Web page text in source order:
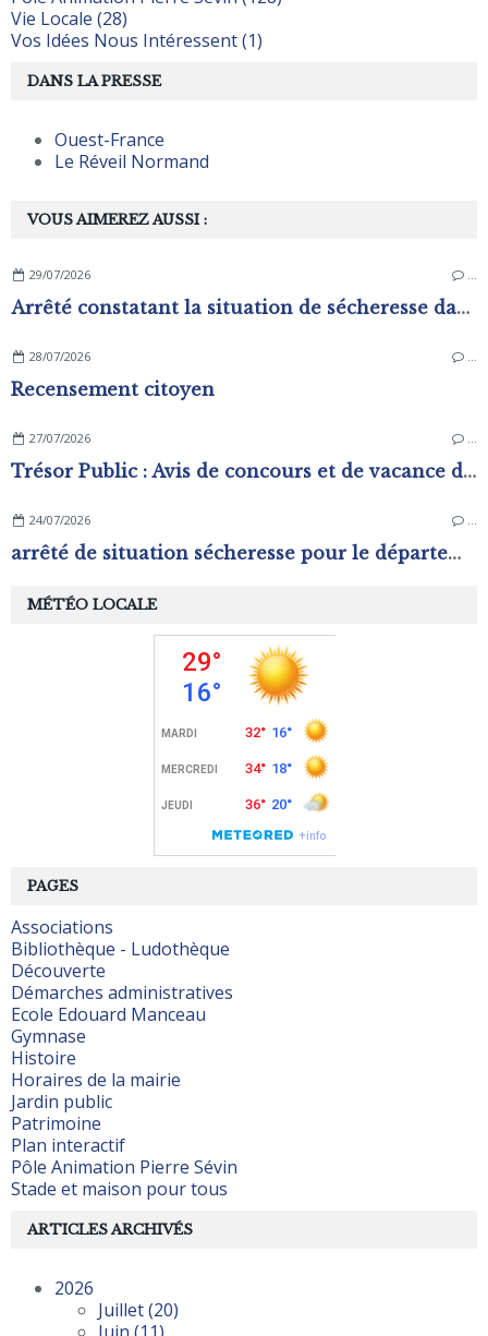
VOUS AIMEREZ AUSSI :
29/07/2026 …
Arrêté constatant la situation de sécheresse dans les zones d'alerte du département de L'Orne
28/07/2026 …
Recensement citoyen
27/07/2026 …
Trésor Public : Avis de concours et de vacance d'emplois
24/07/2026 …
arrêté de situation sécheresse pour le département de l'Orne.
PAGES
Associations
Bibliothèque - Ludothèque
Découverte
Démarches administratives
Ecole Edouard Manceau
Gymnase
Histoire
Horaires de la mairie
Jardin public
Patrimoine
Plan interactif
Pôle Animation Pierre Sévin
Stade et maison pour tous
Vie Locale (28)
Vos Idées Nous Intéressent (1)
MÉTÉO LOCALE
DANS LA PRESSE
Ouest-France
Le Réveil Normand
ARTICLES ARCHIVÉS
2026
Juillet(20)